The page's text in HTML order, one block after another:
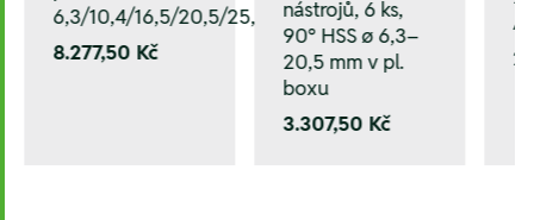
6,3/10,4/16,5/20,5/25,0 mm
8.277,50 Kč
nástrojů, 6 ks,
90° HSS ø 6,3–
20,5 mm v pl.
boxu
3.307,50 Kč